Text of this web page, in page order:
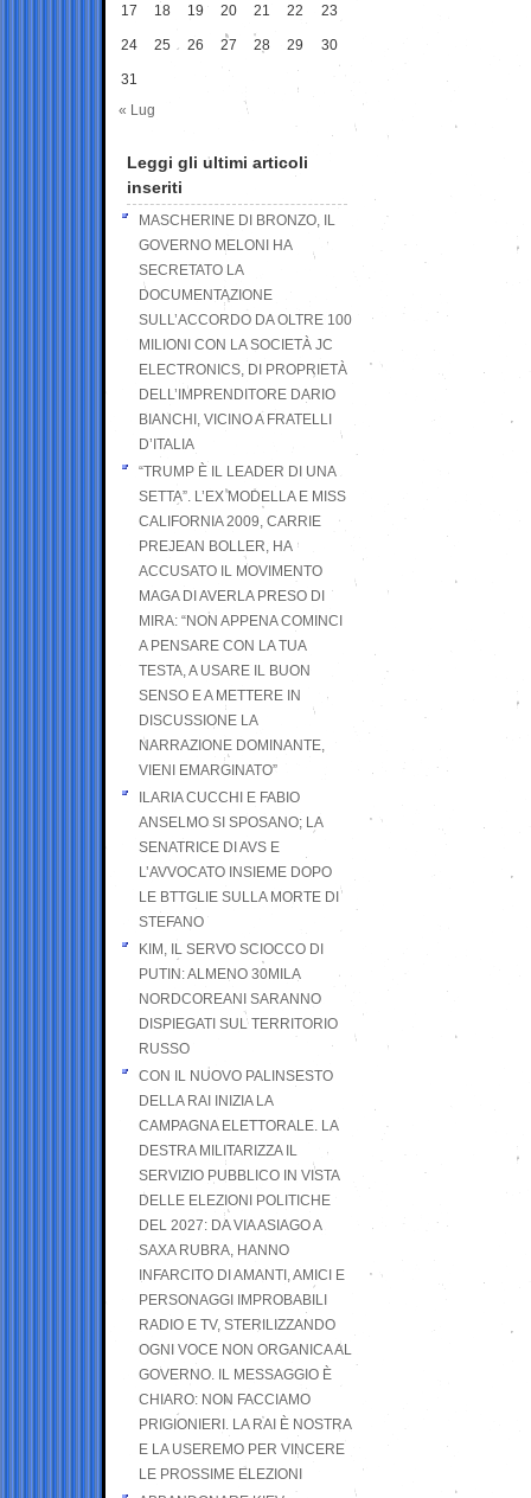
17 18 19 20 21 22 23
24 25 26 27 28 29 30
31
« Lug
Leggi gli ultimi articoli
inseriti
MASCHERINE DI BRONZO, IL
GOVERNO MELONI HA
SECRETATO LA
DOCUMENTAZIONE
SULL’ACCORDO DA OLTRE 100
MILIONI CON LA SOCIETÀ JC
ELECTRONICS, DI PROPRIETÀ
DELL’IMPRENDITORE DARIO
BIANCHI, VICINO A FRATELLI
D’ITALIA
“TRUMP È IL LEADER DI UNA
SETTA”. L’EX MODELLA E MISS
CALIFORNIA 2009, CARRIE
PREJEAN BOLLER, HA
ACCUSATO IL MOVIMENTO
MAGA DI AVERLA PRESO DI
MIRA: “NON APPENA COMINCI
A PENSARE CON LA TUA
TESTA, A USARE IL BUON
SENSO E A METTERE IN
DISCUSSIONE LA
NARRAZIONE DOMINANTE,
VIENI EMARGINATO”
ILARIA CUCCHI E FABIO
ANSELMO SI SPOSANO; LA
SENATRICE DI AVS E
L’AVVOCATO INSIEME DOPO
LE BTTGLIE SULLA MORTE DI
STEFANO
KIM, IL SERVO SCIOCCO DI
PUTIN: ALMENO 30MILA
NORDCOREANI SARANNO
DISPIEGATI SUL TERRITORIO
RUSSO
CON IL NUOVO PALINSESTO
DELLA RAI INIZIA LA
CAMPAGNA ELETTORALE. LA
DESTRA MILITARIZZA IL
SERVIZIO PUBBLICO IN VISTA
DELLE ELEZIONI POLITICHE
DEL 2027: DA VIA ASIAGO A
SAXA RUBRA, HANNO
INFARCITO DI AMANTI, AMICI E
PERSONAGGI IMPROBABILI
RADIO E TV, STERILIZZANDO
OGNI VOCE NON ORGANICA AL
GOVERNO. IL MESSAGGIO È
CHIARO: NON FACCIAMO
PRIGIONIERI. LA RAI È NOSTRA
E LA USEREMO PER VINCERE
LE PROSSIME ELEZIONI